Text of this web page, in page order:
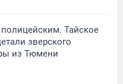
Тайское
зверского
из Тюмени